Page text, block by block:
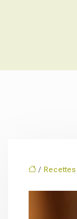
/ Recettes